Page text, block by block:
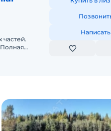
частей.
Написать